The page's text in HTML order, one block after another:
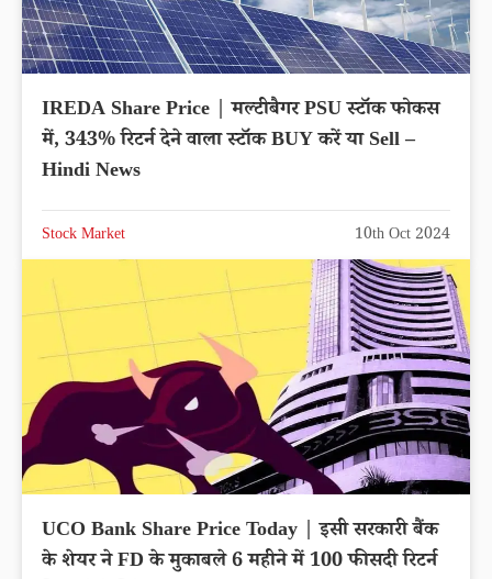
IREDA Share Price | मल्टीबैगर PSU स्टॉक फोकस
में, 343% रिटर्न देने वाला स्टॉक BUY करें या Sell –
Hindi News
Stock Market 10th Oct 2024
UCO Bank Share Price Today | इसी सरकारी बैंक
के शेयर ने FD के मुकाबले 6 महीने में 100 फीसदी रिटर्न